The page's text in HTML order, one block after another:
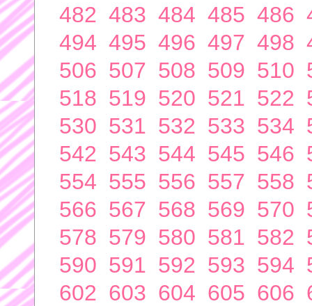
482 483 484 485 486
494 495 496 497 498
506 507 508 509 510
518 519 520 521 522
530 531 532 533 534
542 543 544 545 546
554 555 556 557 558
566 567 568 569 570
578 579 580 581 582
590 591 592 593 594
602 603 604 605 606